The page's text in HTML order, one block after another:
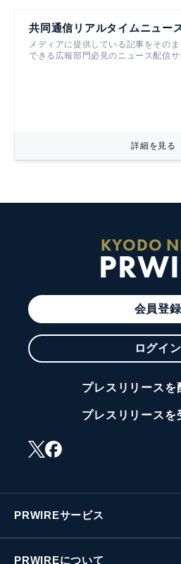
共同通信リアルタイムニュー
メディアに提供している記事をそのま
できる広報部門必見のニュース配信サ
詳細を見る
KYODO
会員登録
ログイン
プレスリリースを
プレスリリースを
PRWIREサービス
PRWIREについて